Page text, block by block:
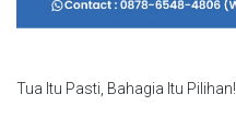
Tua Itu Pasti, Bahagia Itu Pilihan!